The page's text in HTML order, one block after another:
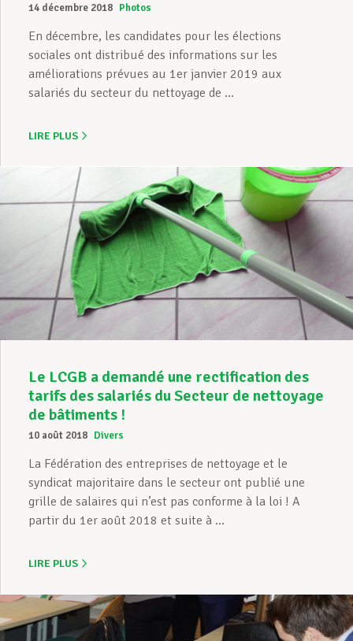
14 décembre 2018 Photos
En décembre, les candidates pour les élections
sociales ont distribué des informations sur les
améliorations prévues au 1er janvier 2019 aux
salariés du secteur du nettoyage de ...
LIRE PLUS
Le LCGB a demandé une rectification des
tarifs des salariés du Secteur de nettoyage
de bâtiments !
10 août 2018 Divers
La Fédération des entreprises de nettoyage et le
syndicat majoritaire dans le secteur ont publié une
grille de salaires qui n’est pas conforme à la loi ! A
partir du 1er août 2018 et suite à ...
LIRE PLUS